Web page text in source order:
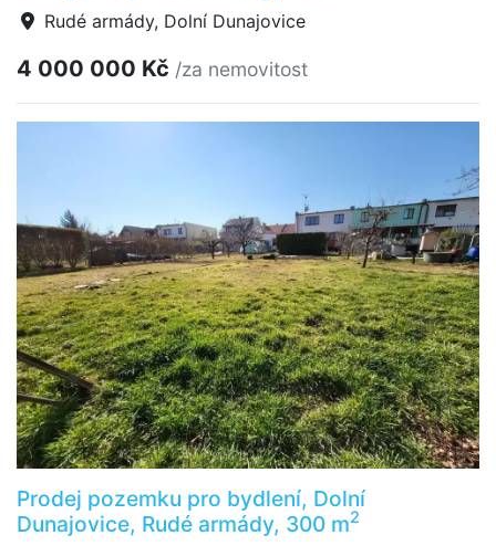
Rudé armády, Dolní Dunajovice
4 000 000 Kč /za nemovitost
Prodej pozemku pro bydlení, Dolní
Dunajovice, Rudé armády, 300 m2